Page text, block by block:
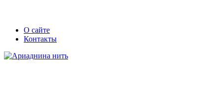
Skip
Secondary
left
navigation
Secondary
right
navigation
О сайте
Контакты